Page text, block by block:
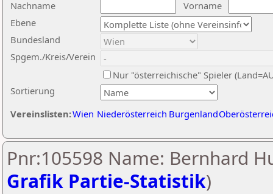
Nachname
Vorname
Ebene
Sortierung
Bundesland
Spgem./Kreis/Verein
Nur "österreichische" Spieler
Vereinslisten:Wien Niederösterreich Burgenland
Pnr:105598 Name: Bernhard
Grafik Partie-Statistik)